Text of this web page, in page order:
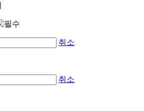
취소
취소